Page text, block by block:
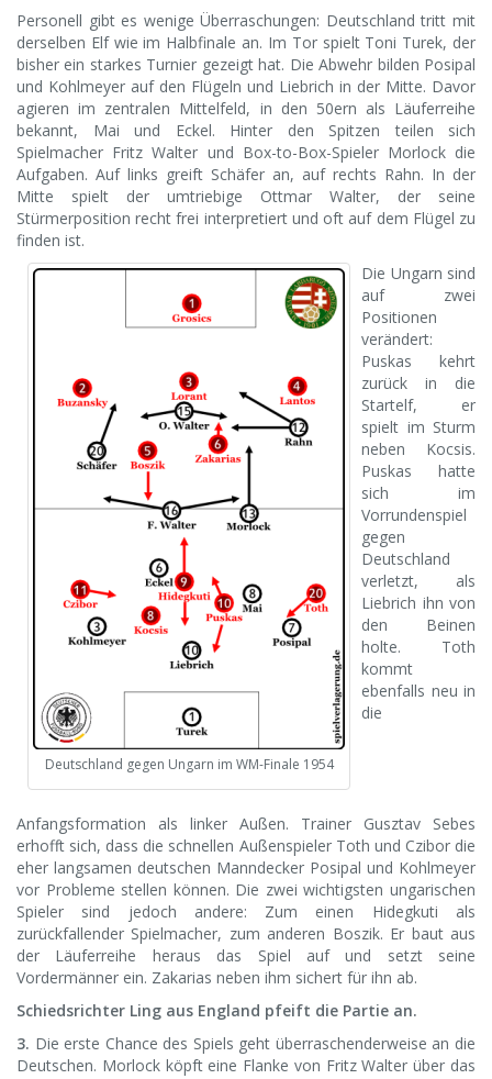
Personell gibt es wenige Überraschungen: Deutschland tritt mit
derselben Elf wie im Halbfinale an. Im Tor spielt Toni Turek, der
bisher ein starkes Turnier gezeigt hat. Die Abwehr bilden Posipal
und Kohlmeyer auf den Flügeln und Liebrich in der Mitte. Davor
agieren im zentralen Mittelfeld, in den 50ern als Läuferreihe
bekannt, Mai und Eckel. Hinter den Spitzen teilen sich
Spielmacher Fritz Walter und Box-to-Box-Spieler Morlock die
Aufgaben. Auf links greift Schäfer an, auf rechts Rahn. In der
Mitte spielt der umtriebige Ottmar Walter, der seine
Stürmerposition recht frei interpretiert und oft auf dem Flügel zu
finden ist.
Deutschland gegen Ungarn im WM-Finale 1954
Die Ungarn sind
auf zwei
Positionen
verändert:
Puskas kehrt
zurück in die
Startelf, er
spielt im Sturm
neben Kocsis.
Puskas hatte
sich im
Vorrundenspiel
gegen
Deutschland
verletzt, als
Liebrich ihn von
den Beinen
holte. Toth
kommt
ebenfalls neu in
die
Anfangsformation als linker Außen. Trainer Gusztav Sebes
erhofft sich, dass die schnellen Außenspieler Toth und Czibor die
eher langsamen deutschen Manndecker Posipal und Kohlmeyer
vor Probleme stellen können. Die zwei wichtigsten ungarischen
Spieler sind jedoch andere: Zum einen Hidegkuti als
zurückfallender Spielmacher, zum anderen Boszik. Er baut aus
der Läuferreihe heraus das Spiel auf und setzt seine
Vordermänner ein. Zakarias neben ihm sichert für ihn ab.
Schiedsrichter Ling aus England pfeift die Partie an.
3. Die erste Chance des Spiels geht überraschenderweise an die
Deutschen. Morlock köpft eine Flanke von Fritz Walter über das